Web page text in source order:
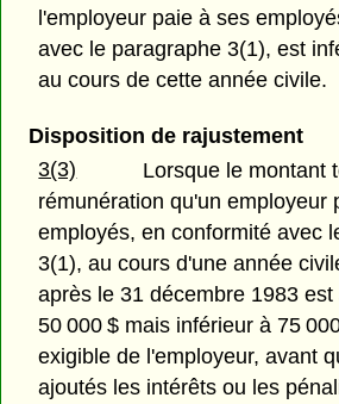
l'employeur paie à ses
avec le paragraphe 3(1), est
au cours de cette année civile.
Disposition de rajustement
3(3)
Lorsque le montant
rémunération qu'un employeur
employés, en conformité avec
3(1), au cours d'une année
après le 31 décembre 1983
50 000 $ mais inférieur à 75
exigible de l'employeur, avant
ajoutés les intérêts ou les